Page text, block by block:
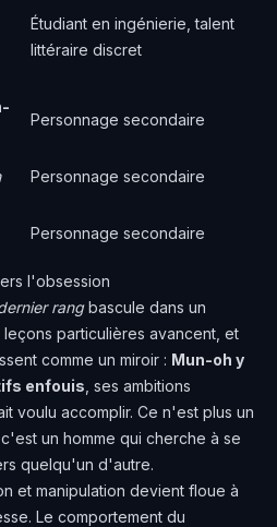
Étudiant en ingénierie, talent
littéraire discret
Personnage secondaire
Personnage secondaire
Personnage secondaire
l'obsession
rangbascule dans un
particulières avancent, et
comme un miroir : Mun-oh y
enfouis , ses ambitions
voulu accomplir. Ce n'est plus un
un homme qui cherche à se
quelqu'un d'autre.
et manipulation devient floue à
Le comportement du